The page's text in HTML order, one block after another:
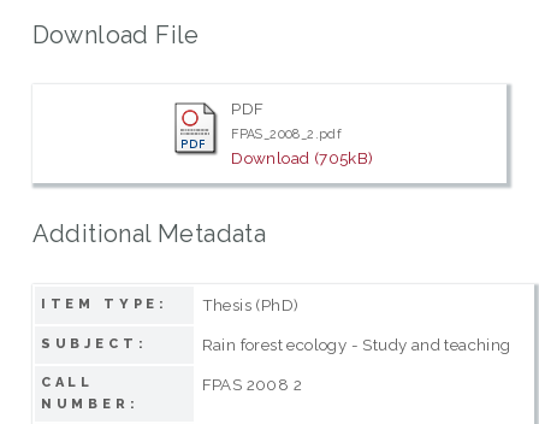
Download File
PDF
FPAS_2008_2.pdf
Download (705kB)
Additional Metadata
ITEM TYPE: Thesis (PhD)
SUBJECT: Rain forest ecology - Study and teaching
CALL
NUMBER:
FPAS 2008 2